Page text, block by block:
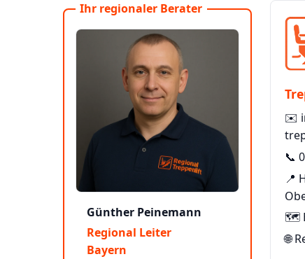
Ihr regionaler Berater
Günther Peinemann
Regional Leiter
Bayern
✉️
📞
📍
🗺️
🌐